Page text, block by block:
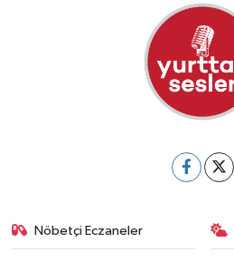
Nöbetçi Eczaneler